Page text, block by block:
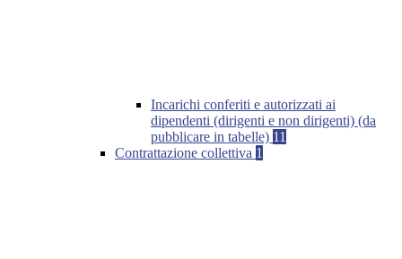
Incarichi conferiti e autorizzati ai
dipendenti (dirigenti e non dirigenti) (da
pubblicare in tabelle) 11
Contrattazione collettiva 1